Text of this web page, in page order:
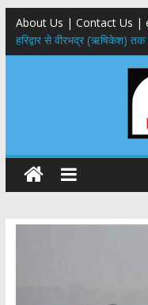
About Us | Contact Us |
​हरिद्वार से वीरभद्र (ऋषिकेश)
सूर्या ने की देश व प्रदेशवासियों के
नंदा की चौकी पुल हादसा: PWD
मुख्यमंत्री ने 9 लाख 87
राष्ट्रीय हथकरघा दिवस पर
कारीगरों को किया सम्मानित
​धामी कैबिनेट का बड़ा फैसला:
हरिद्वार तक होगा विस्तार